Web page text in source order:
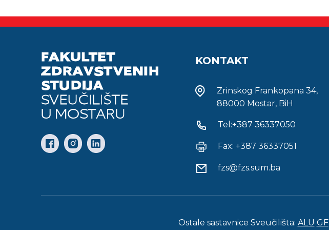
KONTAKT
Zrinskog Frankopana 34,
88000 Mostar, BiH
Tel:+387 36337050
Fax: +387 36337051
fzs@fzs.sum.ba
Ostale sastavnice Sveučilišta: ALU GF